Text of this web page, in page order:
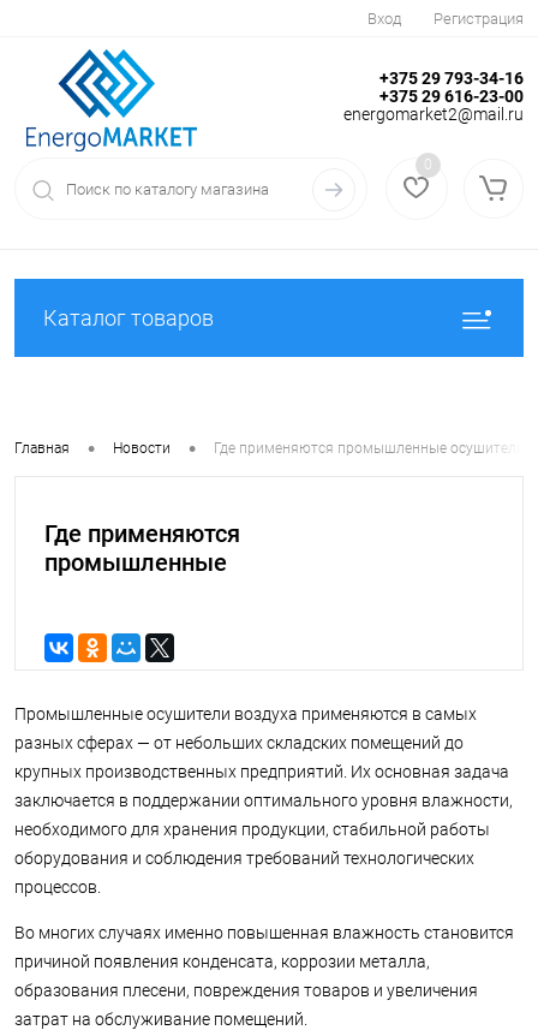
Вход Регистрация
+375 29 793-34-16
+375 29 616-23-00
energomarket2@mail.ru
0
Каталог товаров
Главная • Новости • Где применяются промышленные осушители
Где применяются
промышленные
склады, бассейны
и другие объекты
Промышленные осушители воздуха применяются в самых
разных сферах — от небольших складских помещений до
крупных производственных предприятий. Их основная задача
заключается в поддержании оптимального уровня влажности,
необходимого для хранения продукции, стабильной работы
оборудования и соблюдения требований технологических
процессов.
Во многих случаях именно повышенная влажность становится
причиной появления конденсата, коррозии металла,
образования плесени, повреждения товаров и увеличения
затрат на обслуживание помещений.